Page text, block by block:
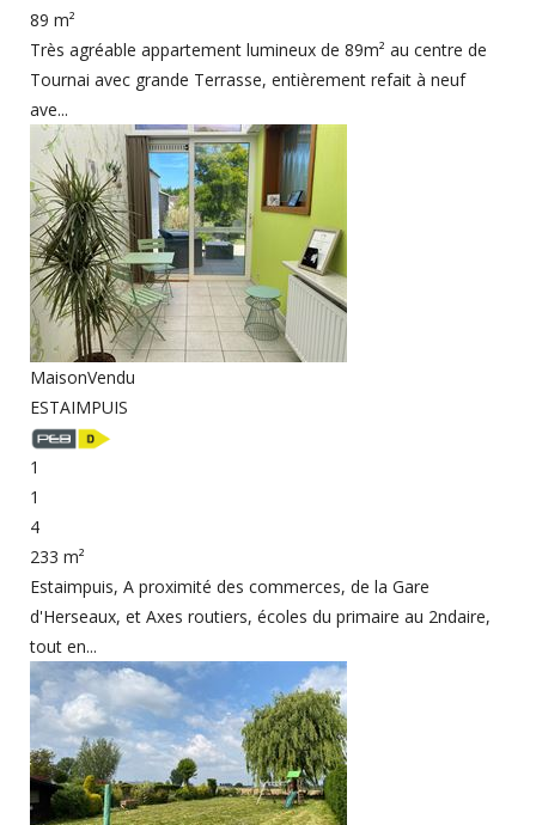
89 m²
Très agréable appartement lumineux de 89m² au centre de
Tournai avec grande Terrasse, entièrement refait à neuf
ave...
MaisonVendu
ESTAIMPUIS
1
1
4
233 m²
Estaimpuis, A proximité des commerces, de la Gare
d'Herseaux, et Axes routiers, écoles du primaire au 2ndaire,
tout en...